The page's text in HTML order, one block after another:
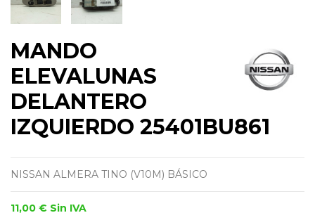
MANDO
ELEVALUNAS
DELANTERO
IZQUIERDO 25401BU861
NISSAN ALMERA TINO (V10M) BÁSICO
11,00 € Sin IVA